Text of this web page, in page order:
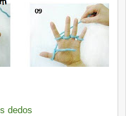
dedos